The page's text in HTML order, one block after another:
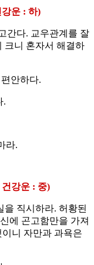
운 : 하)
간다. 교우관계를 잘
크니 혼자서 해결하
안하다.
.
라.
강운 : 중)
을 직시하라. 허황된
에 곤고함만을 가져
니 자만과 과욕은